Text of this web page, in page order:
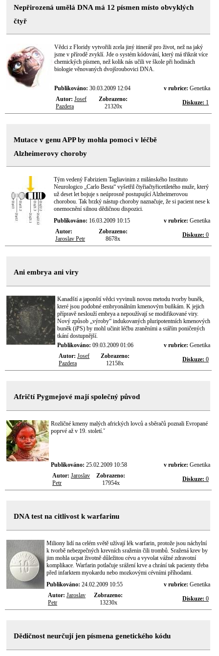
Nepřirozená umělá DNA má 12 písmen místo obvyklých
čtyř
Vědci z Floridy vytvořili zcela jiný itinerář pro život, než na jaký
jsme v přírodě zvyklí. Jde o systém kódování, který má třikrát více
chemických písmen, než kolik nás učili ve škole při hodinách
biologie věnovaných dvojšroubovici DNA.
Publikováno: 30.03.2009 12:04 v rubrice: Genetika
Autor: Josef
Pazdera
Zobrazeno:
21320x
Diskuze: 1
Mutace v genu APP by mohla pomoci v léčbě
Alzheimerovy choroby
Tým vedený Fabriziem Tagliavinim z milánského Instituto
Neurologico „Carlo Besta“ vyšetřil čtyřiačtyřicetiletého muže, který
už deset let bojuje s neúprosně postupující Alzheimerovou
chorobou. Tak brzký nástup choroby naznačuje, že si pacient nese k
onemocnění silnou dědičnou dispozici.
Publikováno: 16.03.2009 10:15 v rubrice: Genetika
Autor:
Jaroslav Petr
Zobrazeno:
8678x
Diskuze: 0
Ani embrya ani viry
Kanadští a japonští vědci vyvinuli novou metodu tvorby buněk,
které jsou podobné embryonálním kmenovým buňkám. K jejich
přípravě neslouží embrya a nepoužívají se modifikované viry.
Nový způsob „výroby“ indukovaných pluripotentních kmenových
buněk (iPS) by mohl učinit léčbu zraněními a stářím poničených
tkání dostupnější.
Publikováno: 09.03.2009 01:06 v rubrice: Genetika
Autor: Josef
Pazdera
Zobrazeno:
12158x
Diskuze: 0
Afričtí Pygmejové mají společný původ
Rozličné kmeny malých afrických lovců a sběračů poznali Evropané
poprvé až v 19. století.ˇ
Publikováno: 25.02.2009 10:58 v rubrice: Genetika
Autor: Jaroslav
Petr
Zobrazeno:
17954x
Diskuze: 0
DNA test na citlivost k warfarinu
Miliony lidí na celém světě užívají lék warfarin, protože jsou náchylní
k tvorbě nebezpečných krevních sraženin čili trombů. Sražená krev by
jim mohla ucpat životně důležitou cévu a vyvolat vážné zdravotní
komplikace. Warfarin potlačuje srážení krve a chrání tak pacienty třeba
před infarktem myokardu nebo mozkovými cévními příhodami.
Publikováno: 24.02.2009 10:55 v rubrice: Genetika
Autor: Jaroslav
Petr
Zobrazeno:
13230x
Diskuze: 0
Dědičnost neurčují jen písmena genetického kódu